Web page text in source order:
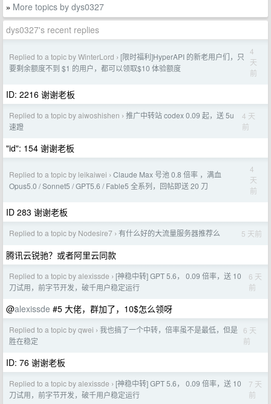
» More topics by dys0327
dys0327's recent replies
Replied to a topic by WinterLord › [限时福利]HyperAPI 的新老用户们，只
要剩余额度不到 $1 的用户，都可以领取$10 体验额度
4
天
前
ID: 2216 谢谢老板
Replied to a topic by aiwoshishen › 推广中转站 codex 0.09 起，送 5u
速蹬
4 天
前
"id": 154 谢谢老板
Replied to a topic by leikaiwei › Claude Max 号池 0.8 倍率 ，满血
Opus5.0 / Sonnet5 / GPT5.6 / Fable5 全系列，回帖即送 20 刀
4
天
前
ID 283 谢谢老板
Replied to a topic by Nodesire7 › 有什么好的大流量服务器推荐么 5 天前
腾讯云锐驰？或者阿里云同款
Replied to a topic by alexissde › [神稳中转] GPT 5.6， 0.09 倍率，送 10
刀试用，前字节开发，破千用户稳定运行
6 天
前
@alexissde #5 大佬，群加了，10$怎么领呀
Replied to a topic by qwei › 我也搞了一个中转，倍率虽不是最低，但是
胜在稳定
6 天
前
ID: 76 谢谢老板
Replied to a topic by alexissde › [神稳中转] GPT 5.6， 0.09 倍率，送 10
刀试用，前字节开发，破千用户稳定运行
7 天
前